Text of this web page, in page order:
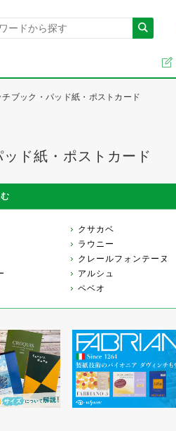
チブック・パッド紙・ポストカード
ド紙・ポストカード
クサカベ
ラウニー
クレールフォンテーヌ
アルシュ
ペベオ